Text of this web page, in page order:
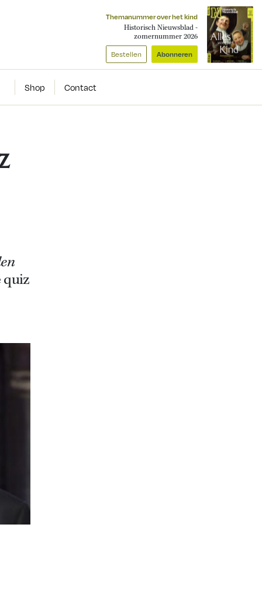
Themanummer over het kind
Historisch Nieuwsblad -
zomernummer 2026
Bestellen Abonneren
Shop Contact
quiz